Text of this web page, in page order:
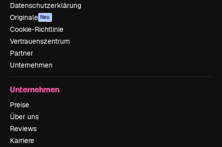
Datenschutzerklärung
Originale Neu
Cookie-Richtlinie
Vertrauenszentrum
Partner
Unternehmen
Unternehmen
Preise
Über uns
Reviews
Karriere